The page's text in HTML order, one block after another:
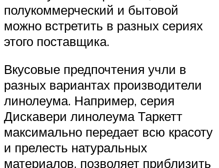
полукоммерческий и бытовой
можно встретить в разных сериях
этого поставщика.
Вкусовые предпочтения учли в
разных вариантах производители
линолеума. Например, серия
Дискавери линолеума Таркетт
максимально передает всю красоту
и прелесть натуральных
материалов, позволяет приблизить